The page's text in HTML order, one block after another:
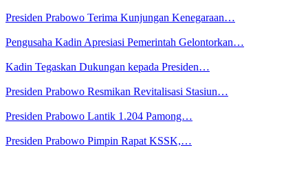
Presiden Prabowo Terima Kunjungan Kenegaraan…
Pengusaha Kadin Apresiasi Pemerintah Gelontorkan…
Kadin Tegaskan Dukungan kepada Presiden…
Presiden Prabowo Resmikan Revitalisasi Stasiun…
Presiden Prabowo Lantik 1.204 Pamong…
Presiden Prabowo Pimpin Rapat KSSK,…